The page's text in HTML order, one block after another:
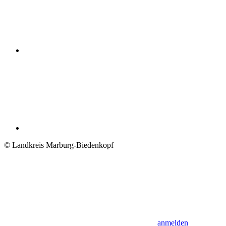
© Landkreis Marburg-Biedenkopf
anmelden